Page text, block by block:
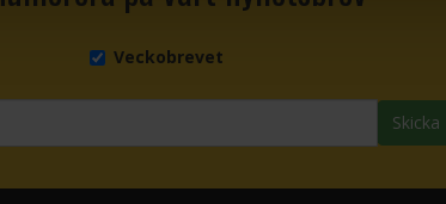
Veckobrevet
Skicka